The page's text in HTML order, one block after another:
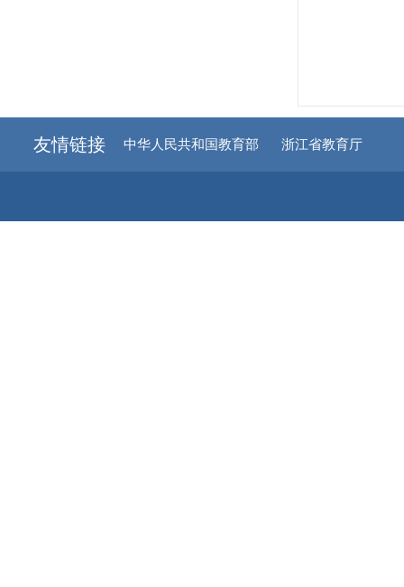
友情链接 中华人民共和国教育部 浙江省教育厅